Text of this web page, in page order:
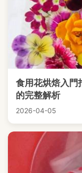
食用花烘焙入門
的完整解析
2026-04-05